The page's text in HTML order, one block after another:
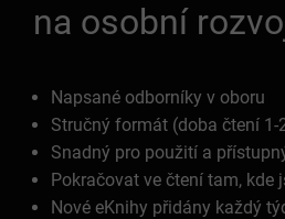
na osobní
Napsané odborníky v oboru
Stručný formát (doba čtení 1-
Snadný pro použití a
Pokračovat ve čtení tam, kde
Nové eKnihy přidány každý